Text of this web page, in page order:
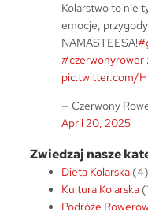
Kolarstwo to nie
emocje,
NAMASTEESA!
#czerwonyrower
pic.twitter.com/
— Czerwony
April 20, 2025
Zwiedzaj nasze
Dieta Kolarska (4)
Kultura Kolarska
Podróże